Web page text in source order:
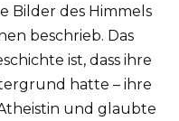
Bilder des Himmels
beschrieb. Das
ist, dass ihre
hatte – ihre
und glaubte